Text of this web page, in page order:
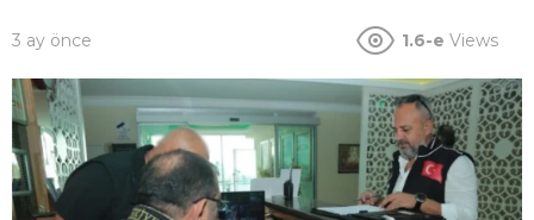
3 ay önce 1.6-e Views